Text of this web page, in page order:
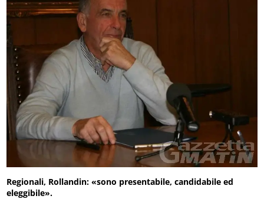
Regionali, Rollandin: «sono presentabile, candidabile ed
eleggibile».